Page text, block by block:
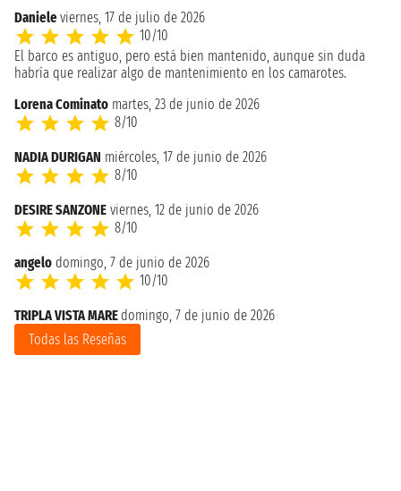
Danieleviernes, 17 de julio de 2026
10/10
El barco es antiguo, pero está bien mantenido, aunque sin duda
habría que realizar algo de mantenimiento en los camarotes.
Lorena Cominato martes, 23 de junio de 2026
8/10
NADIA DURIGAN miércoles, 17 de junio de 2026
8/10
DESIRE SANZONE viernes, 12 de junio de 2026
8/10
angelo domingo, 7 de junio de 2026
10/10
TRIPLA VISTA MAREdomingo, 7 de junio de 2026
Todas las Reseñas